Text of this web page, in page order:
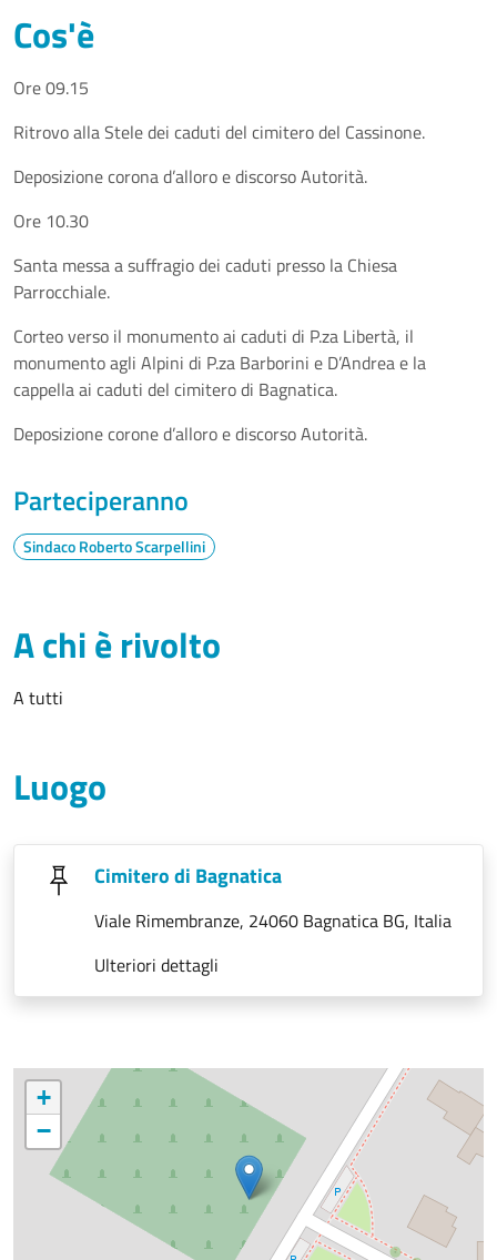
Cos'è
Ore 09.15
Ritrovo alla Stele dei caduti del cimitero del Cassinone.
Deposizione corona d’alloro e discorso Autorità.
Ore 10.30
Santa messa a suffragio dei caduti presso la Chiesa
Parrocchiale.
Corteo verso il monumento ai caduti di P.za Libertà, il
monumento agli Alpini di P.za Barborini e D’Andrea e la
cappella ai caduti del cimitero di Bagnatica.
Deposizione corone d’alloro e discorso Autorità.
Parteciperanno
Sindaco Roberto Scarpellini
A chi è rivolto
A tutti
Luogo
Cimitero di Bagnatica
Viale Rimembranze, 24060 Bagnatica BG, Italia
Ulteriori dettagli
+
−